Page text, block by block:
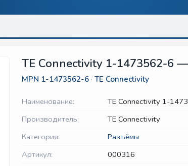
TE Connectivity 1-1473562-6
MPN 1-1473562-6 · TE Connectivity
Наименование:
TE Connectivity 1-
Производитель:
TE Connectivity
Категория:
Разъёмы
Артикул:
000316